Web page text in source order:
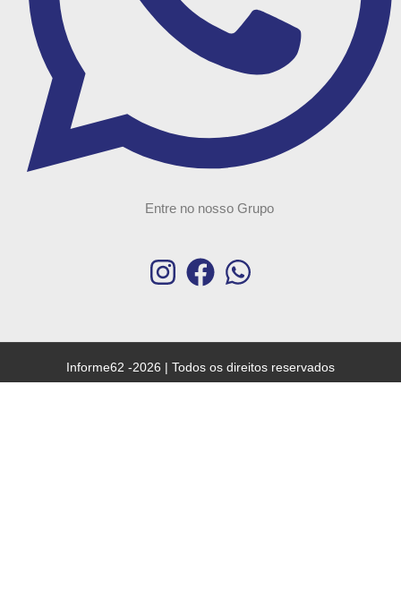
Entre no nosso Grupo
Informe62 -2026 | Todos os direitos reservados